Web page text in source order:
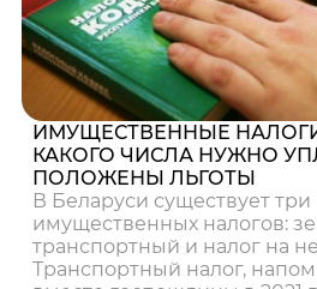
ИМУЩЕСТВЕННЫЕ
КАКОГО ЧИСЛА НУЖНО
ПОЛОЖЕНЫ ЛЬГОТЫ
В Беларуси существует три
имущественных налогов:
транспортный и налог на
Транспортный налог,